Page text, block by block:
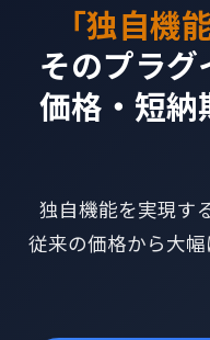
「独自機
そのプラ
価格・短納
独自機能を実現す
従来の価格から大